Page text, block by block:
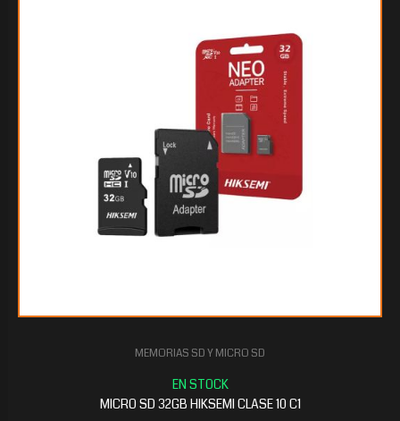
MEMORIAS SD Y MICRO SD
MICRO SD 32GB HIKSEMI CLASE 10 C1